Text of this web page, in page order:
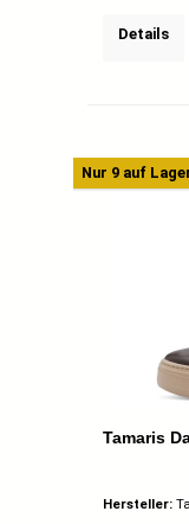
Details
Nur 9 auf
Tamaris
Hersteller: